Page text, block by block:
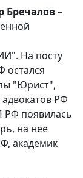
Бречалов–
На посту
остался
"Юрист",
РФ
РФ появилась
на нее
академик